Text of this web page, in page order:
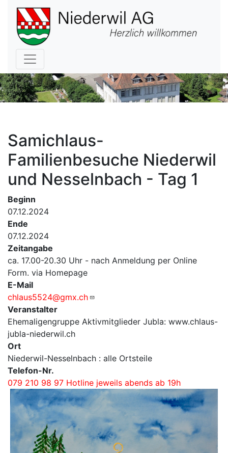
Hauptnavigation
Samichlaus-
Familienbesuche Niederwil
und Nesselnbach - Tag 1
Beginn
07.12.2024
Ende
07.12.2024
Zeitangabe
ca. 17.00-20.30 Uhr - nach Anmeldung per Online
Form. via Homepage
E-Mail
chlaus5524@gmx.ch
Veranstalter
Ehemaligengruppe Aktivmitglieder Jubla: www.chlaus-
jubla-niederwil.ch
Ort
Niederwil-Nesselnbach : alle Ortsteile
Telefon-Nr.
079 210 98 97 Hotline jeweils abends ab 19h